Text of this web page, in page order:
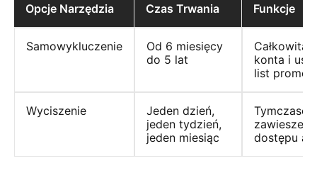
Opcje Narzędzia Czas Trwania Funkcje
Samowykluczenie
Od 6 miesięcy
do 5 lat
Całkowita
konta i
list
Wyciszenie
Jeden dzień,
jeden tydzień,
jeden miesiąc
dostępu